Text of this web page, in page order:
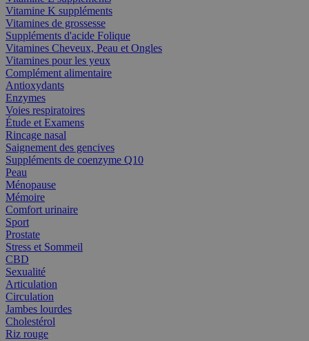
Vitamine K suppléments
Vitamines de grossesse
Suppléments d'acide Folique
Vitamines Cheveux, Peau et Ongles
Vitamines pour les yeux
Complément alimentaire
Antioxydants
Enzymes
Voies respiratoires
Étude et Examens
Rincage nasal
Saignement des gencives
Suppléments de coenzyme Q10
Peau
Ménopause
Mémoire
Comfort urinaire
Sport
Prostate
Stress et Sommeil
CBD
Sexualité
Articulation
Circulation
Jambes lourdes
Cholestérol
Riz rouge